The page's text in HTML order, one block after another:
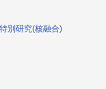
別研究(核融合)